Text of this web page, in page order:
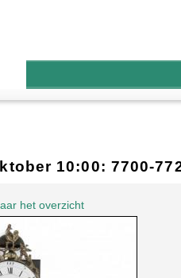
10:00: 7700-
het overzicht